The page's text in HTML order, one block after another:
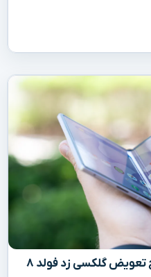
کاهش شدید تخفیف‌ ها و طرح تعویض گلکسی زد فولد ۸